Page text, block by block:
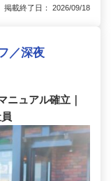
載終了日： 2026/09/18
／深夜
ニュアル確立｜